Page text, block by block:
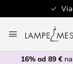
dizajnérskych
to
Content
16% od 89 €